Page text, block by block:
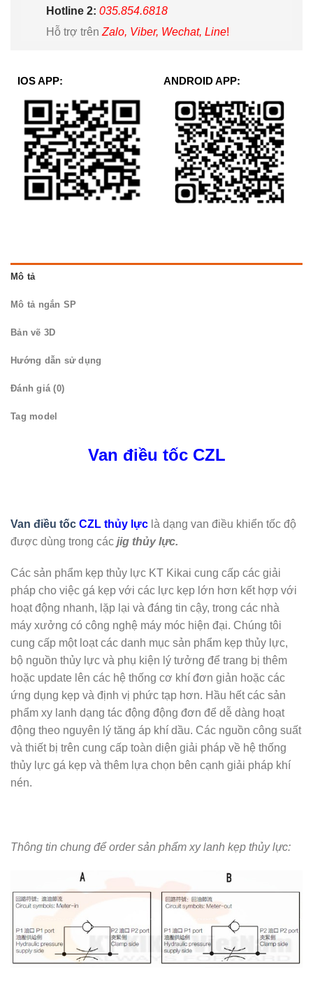
Hotline 2: 035.854.6818
Hỗ trợ trên Zalo, Viber, Wechat, Line!
IOS APP: ANDROID APP:
Mô tả
Mô tả ngắn SP
Bản vẽ 3D
Hướng dẫn sử dụng
Đánh giá (0)
Tag model
Van điều tốc CZL
Van điều tốc CZL thủy lực là dạng van điều khiển tốc độ
được dùng trong các jig thủy lực.
Các sản phẩm kẹp thủy lực KT Kikai cung cấp các giải
pháp cho việc gá kẹp với các lực kẹp lớn hơn kết hợp với
hoạt động nhanh, lặp lại và đáng tin cậy, trong các nhà
máy xưởng có công nghệ máy móc hiện đại. Chúng tôi
cung cấp một loạt các danh mục sản phẩm kẹp thủy lực,
bộ nguồn thủy lực và phụ kiện lý tưởng để trang bị thêm
hoặc update lên các hệ thống cơ khí đơn giản hoặc các
ứng dụng kẹp và định vị phức tạp hơn. Hầu hết các sản
phẩm xy lanh dạng tác động động đơn để dễ dàng hoạt
động theo nguyên lý tăng áp khí dầu. Các nguồn công suất
và thiết bị trên cung cấp toàn diện giải pháp về hệ thống
thủy lực gá kẹp và thêm lựa chọn bên cạnh giải pháp khí
nén.
Thông tin chung để order sản phẩm xy lanh kẹp thủy lực: